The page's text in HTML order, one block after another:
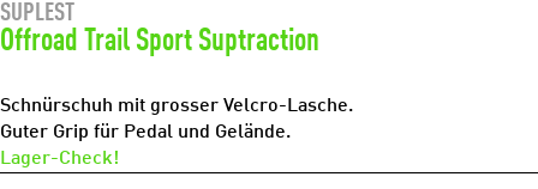
SUPLEST
Offroad Trail Sport Suptraction
Schnürschuh mit grosser Velcro-Lasche.
Guter Grip für Pedal und Gelände.
Lager-Check!